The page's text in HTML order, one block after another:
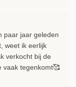
paar jaar geleden
weet ik eerlijk
verkocht bij de
vaak tegenkomt🥰